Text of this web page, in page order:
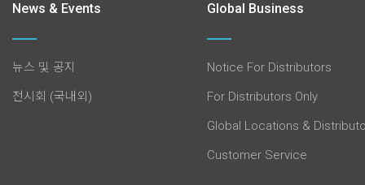
News & Events
뉴스 및 공지
전시회 (국내외)
Global Business
Notice For Distributors
For Distributors Only
Global Locations &
Customer Service